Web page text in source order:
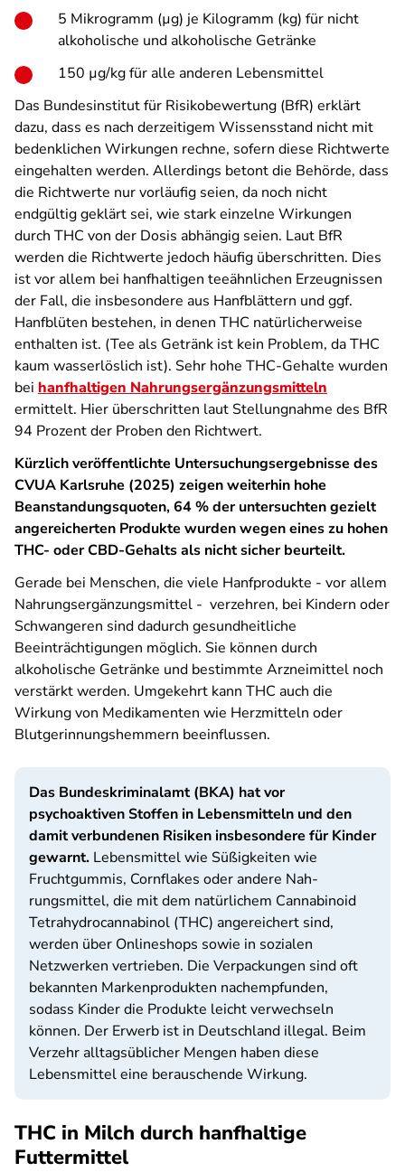
5 Mikrogramm (µg) je Kilogramm (kg) für nicht
alkoholische und alkoholische Getränke
150 µg/kg für alle anderen Lebensmittel
Das Bundesinstitut für Risikobewertung (BfR) erklärt
dazu, dass es nach derzeitigem Wissensstand nicht mit
bedenklichen Wirkungen rechne, sofern diese Richtwerte
eingehalten werden. Allerdings betont die Behörde, dass
die Richtwerte nur vorläufig seien, da noch nicht
endgültig geklärt sei, wie stark einzelne Wirkungen
durch THC von der Dosis abhängig seien. Laut BfR
werden die Richtwerte jedoch häufig überschritten. Dies
ist vor allem bei hanfhaltigen teeähnlichen Erzeugnissen
der Fall, die insbesondere aus Hanfblättern und ggf.
Hanfblüten bestehen, in denen THC natürlicherweise
enthalten ist. (Tee als Getränk ist kein Problem, da THC
kaum wasserlöslich ist). Sehr hohe THC-Gehalte wurden
bei hanfhaltigen Nahrungsergänzungsmitteln
ermittelt. Hier überschritten laut Stellungnahme des BfR
94 Prozent der Proben den Richtwert.
Kürzlich veröffentlichte Untersuchungsergebnisse des
CVUA Karlsruhe (2025) zeigen weiterhin hohe
Beanstandungsquoten, 64 % der untersuchten gezielt
angereicherten Produkte wurden wegen eines zu hohen
THC- oder CBD-Gehalts als nicht sicher beurteilt.
Gerade bei Menschen, die viele Hanfprodukte - vor allem
Nahrungsergänzungsmittel - verzehren, bei Kindern oder
Schwangeren sind dadurch gesundheitliche
Beeinträchtigungen möglich. Sie können durch
alkoholische Getränke und bestimmte Arzneimittel noch
verstärkt werden. Umgekehrt kann THC auch die
Wirkung von Medikamenten wie Herzmitteln oder
Blutgerinnungshemmern beeinflussen.
Das Bundeskriminalamt (BKA) hat vor
psychoaktiven Stoffen in Lebensmitteln und den
damit verbundenen Risiken insbesondere für Kinder
gewarnt. Lebensmittel wie Süßigkeiten wie
Fruchtgummis, Cornflakes oder andere Nah­
rungsmittel, die mit dem natürlichem Cannabinoid
Tetrahydro­cannabinol (THC) angereichert sind,
werden über Onlineshops sowie in sozialen
Netzwerken vertrieben. Die Verpackungen sind oft
bekannten Markenprodukten nachempfunden,
sodass Kinder die Produkte leicht verwechseln
können. Der Erwerb ist in Deutschland illegal. Beim
Verzehr alltagsüblicher Mengen haben diese
Lebensmittel eine berauschende Wirkung.
THC in Milch durch hanfhaltige
Futtermittel